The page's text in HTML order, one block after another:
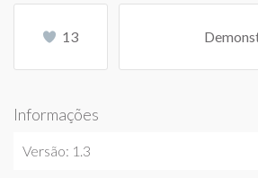
13
Informações
Versão: 1.3